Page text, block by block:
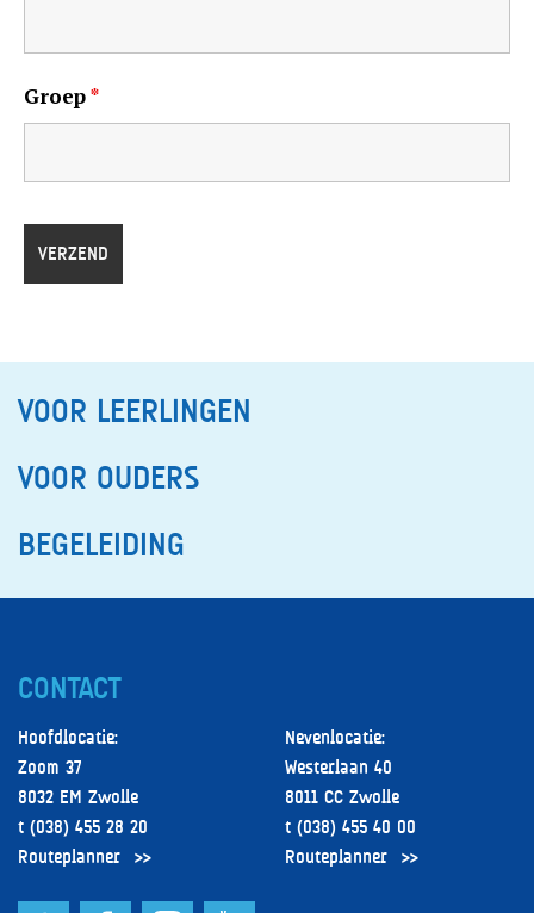
Groep*
VOOR LEERLINGEN
VOOR OUDERS
BEGELEIDING
CONTACT
Hoofdlocatie:
Zoom 37
8032 EM Zwolle
t (038) 455 28 20
Routeplanner
Nevenlocatie:
Westerlaan 40
8011 CC Zwolle
t (038) 455 40 00
Routeplanner